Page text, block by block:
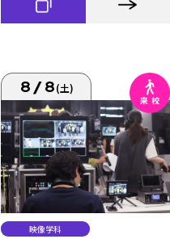
8/8(土)
映像学科